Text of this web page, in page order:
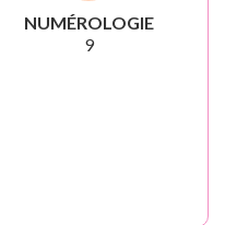
NUMÉROLOGIE
9